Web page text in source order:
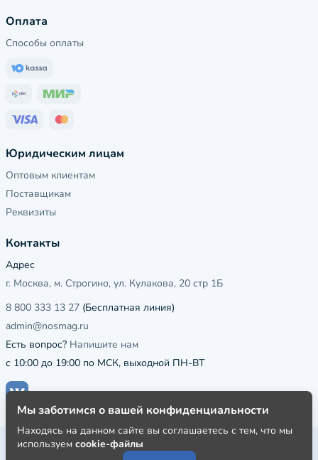
Оплата
Способы оплаты
Юридическим лицам
Оптовым клиентам
Поставщикам
Реквизиты
Контакты
Адрес
г. Москва, м. Строгино, ул. Кулакова, 20 стр 1Б
8 800 333 13 27 (Бесплатная линия)
admin@nosmag.ru
Есть вопрос? Напишите нам
с 10:00 до 19:00 по МСК, выходной ПН-ВТ
Публичная оферта
Мы заботимся о вашей конфиденциальности
Находясь на данном сайте вы соглашаетесь с тем, что мы
используем cookie-файлы